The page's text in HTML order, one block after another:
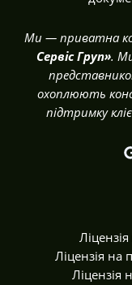
Ми — приватна
Сервіс Груп».
охоплюють
підтримку
Ліцензія на
Ліцензія